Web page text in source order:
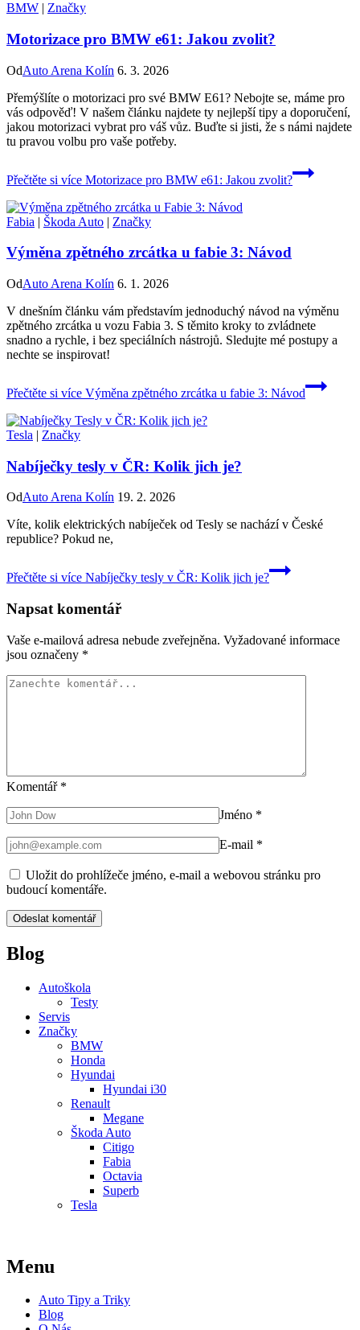
BMW | Značky
Motorizace pro BMW e61: Jakou zvolit?
OdAuto Arena Kolín 6. 3. 2026
Přemýšlíte o motorizaci pro své BMW E61? Nebojte se, máme pro
vás odpověď! V našem článku najdete ty nejlepší tipy a doporučení,
jakou motorizaci vybrat pro váš vůz. Buďte si jisti, že s námi najdete
tu pravou volbu pro vaše potřeby.
Přečtěte si více Motorizace pro BMW e61: Jakou zvolit?
Fabia | Škoda Auto | Značky
Výměna zpětného zrcátka u fabie 3: Návod
OdAuto Arena Kolín 6. 1. 2026
V dnešním článku vám představím jednoduchý návod na výměnu
zpětného zrcátka u vozu Fabia 3. S těmito kroky to zvládnete
snadno a rychle, i bez speciálních nástrojů. Sledujte mé postupy a
nechte se inspirovat!
Přečtěte si více Výměna zpětného zrcátka u fabie 3: Návod
Tesla | Značky
Nabíječky tesly v ČR: Kolik jich je?
OdAuto Arena Kolín 19. 2. 2026
Víte, kolik elektrických nabíječek od Tesly se nachází v České
republice? Pokud ne,
Přečtěte si více Nabíječky tesly v ČR: Kolik jich je?
Napsat komentář
Vaše e-mailová adresa nebude zveřejněna. Vyžadované informace
jsou označeny *
Komentář *
Jméno *
E-mail *
Uložit do prohlížeče jméno, e-mail a webovou stránku pro
budoucí komentáře.
Blog
Autoškola
Testy
Servis
Značky
BMW
Honda
Hyundai
Hyundai i30
Renault
Megane
Škoda Auto
Citigo
Fabia
Octavia
Superb
Tesla
Menu
Auto Tipy a Triky
Blog